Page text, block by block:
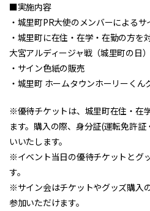
■実施内容
・城里町PR大使のメンバーによるサ
・城里町に在住・在学・在勤の方を
大宮アルディージャ戦（城里町の日
・サイン色紙の販売
・城里町 ホームタウンホーリーくん
※優待チケットは、城里町在住・在
ます。購入の際、身分証(運転免許
いいたします。
※イベント当日の優待チケットとグ
す。
※サイン会はチケットやグッズ購入
参加いただけます。